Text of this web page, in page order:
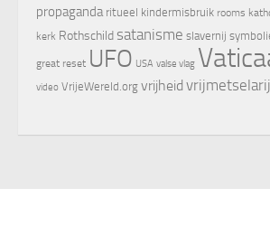
propaganda ritueel kindermisbruik rooms
kerk Rothschild satanisme slavernij
great reset UFO USA valse vlag
video VrijeWereld.org vrijheid vrijmetselarij